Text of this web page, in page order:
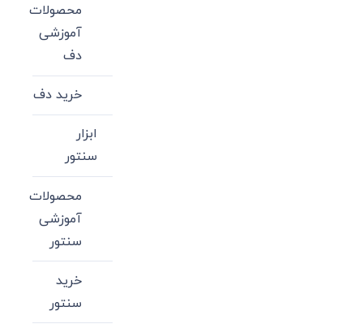
محصولات
آموزشی
دف
خرید دف
ابزار
سنتور
محصولات
آموزشی
سنتور
خرید
سنتور